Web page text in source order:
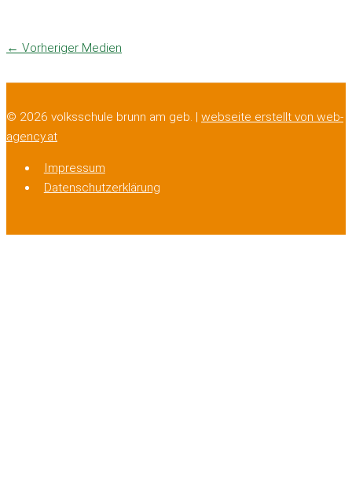
← Vorheriger Medien
© 2026 volksschule brunn am geb. | webseite erstellt von web-
agency.at
Impressum
Datenschutzerklärung